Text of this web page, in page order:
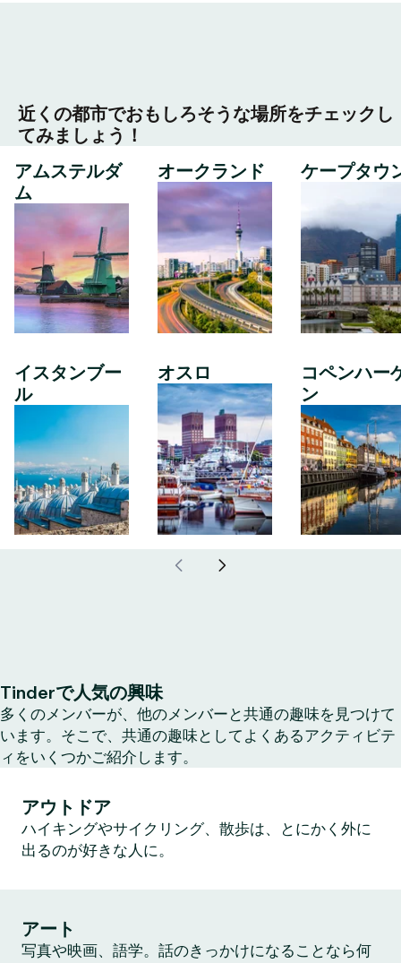
近くの都市でおもしろそうな場所をチェックし
てみましょう！
アムステルダ
ム
イスタンブー
ル
オークランド
オスロ
ケープタウ
コペンハー
ン
Tinderで人気の興味
多くのメンバーが、他のメンバーと共通の趣味を見つけて
います。そこで、共通の趣味としてよくあるアクティビテ
ィをいくつかご紹介します。
アウトドア
ハイキングやサイクリング、散歩は、とにかく外に
出るのが好きな人に。
アート
写真や映画、語学。話のきっかけになることなら何